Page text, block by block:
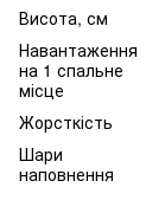
Висота, см
Навантаження
на 1 спальне
місце
Жорсткість
Шари
наповнення